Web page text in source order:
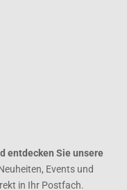
entdecken Sie unsere
Events und
in Ihr Postfach.